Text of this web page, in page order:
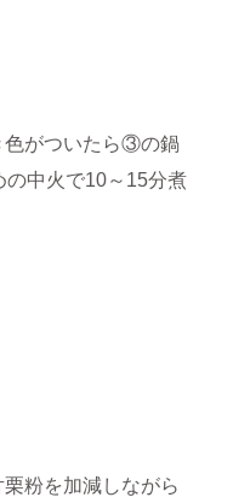
色がついたら③の鍋
の中火で10～15分煮
粉を加減しながら